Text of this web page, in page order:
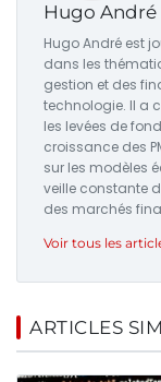
Hugo André
Hugo André est
dans les
gestion et des
technologie. Il a
les levées de
croissance des
sur les modèles
veille constante
des marchés
Voir tous les
ARTICLES